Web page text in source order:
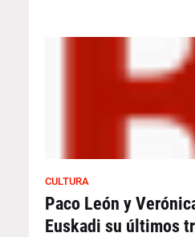
CULTURA
Paco León y
Euskadi su últimos